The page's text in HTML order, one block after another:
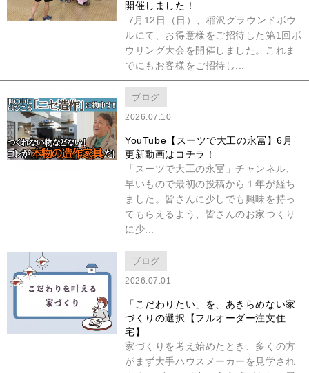
開催しました！
7月12日（日）、稲沢グラウンドボウ
ルにて、お得意様をご招待した第1回ボ
ウリング大会を開催しました。これま
でにもお客様をご招待し...
ブログ
2026.07.10
YouTube【スーツで大工の永冨】6月
更新動画はコチラ！
「スーツで大工の永冨」チャンネル、
早いもので最初の投稿から１年が経ち
ました。皆さんに少しでも興味を持っ
てもらえるよう、皆さんのお家つくり
に少...
ブログ
2026.07.01
「こだわりたい」を、あきらめない家
づくりの選択【フルオーダー注文住
宅】
家づくりを考え始めたとき、多くの方
がまず大手ハウスメーカーを見学され